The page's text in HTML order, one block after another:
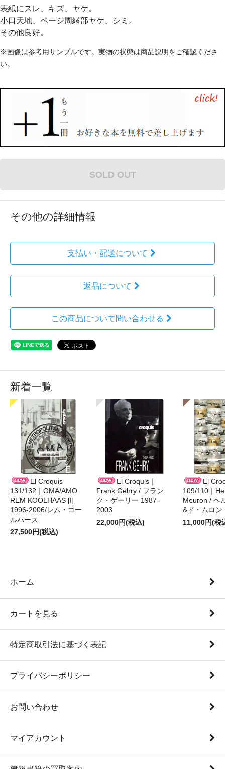
表紙にスレ、キズ、ヤケ。
小口天地、ページ周縁部ヤケ、シミ。
その他良好。
※画像は参考用サンプルです。実物の状態は商品説明をご確認くださ
い。
SOLD OUT
その他の詳細情報
支払い・配送について
返品について
この商品について問い合わせる
新着一覧
El Croquis
131/132｜OMA/AMO
REM KOOLHAAS [I]
1996-2006/レム・コー
ルハース
27,500円(税込)
El Croquis｜
Frank Gehry / フラン
ク・ゲーリー 1987-
2003
22,000円(税込)
El
109/110｜
Meuron / ヘ
&ド・ムロ
11,000円(税
ホーム
カートを見る
特定商取引法に基づく表記
プライバシーポリシー
お問い合わせ
マイアカウント